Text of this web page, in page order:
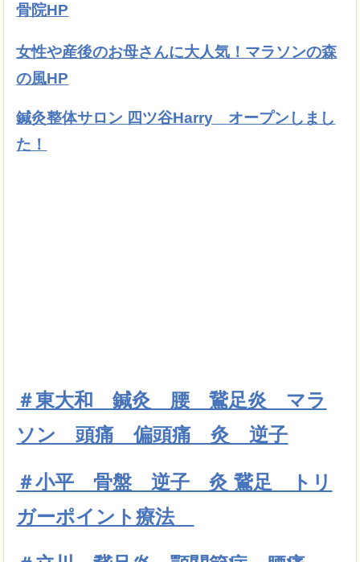
骨院HP
女性や産後のお母さんに大人気！マラソンの森
の風HP
鍼灸整体サロン 四ツ谷Harry オープンしまし
た！
＃東大和 鍼灸 腰 鵞足炎 マラ
ソン 頭痛 偏頭痛 灸 逆子
＃小平 骨盤 逆子 灸 鵞足 トリ
ガーポイント療法